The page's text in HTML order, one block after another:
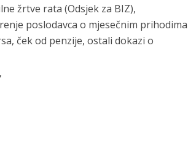
žrtve rata (Odsjek za BIZ),
poslodavca o mjesečnim prihodima
ček od penzije, ostali dokazi o